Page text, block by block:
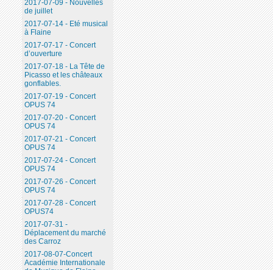
2017-07-09 - Nouvelles
de juillet
2017-07-14 - Eté musical
à Flaine
2017-07-17 - Concert
d’ouverture
2017-07-18 - La Tête de
Picasso et les châteaux
gonflables.
2017-07-19 - Concert
OPUS 74
2017-07-20 - Concert
OPUS 74
2017-07-21 - Concert
OPUS 74
2017-07-24 - Concert
OPUS 74
2017-07-26 - Concert
OPUS 74
2017-07-28 - Concert
OPUS74
2017-07-31 -
Déplacement du marché
des Carroz
2017-08-07-Concert
Académie Internationale